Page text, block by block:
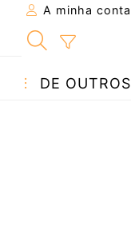
A minha conta
DE OUTROS